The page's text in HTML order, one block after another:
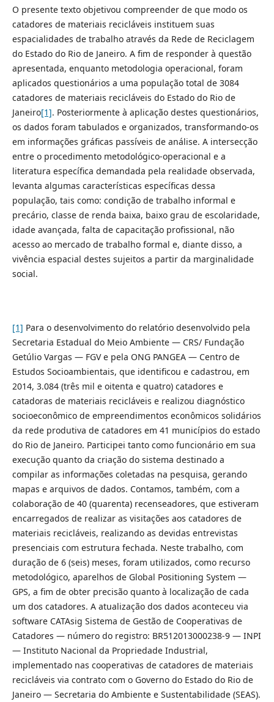
O presente texto objetivou compreender de que modo os
catadores de materiais recicláveis instituem suas
espacialidades de trabalho através da Rede de Reciclagem
do Estado do Rio de Janeiro. A fim de responder à questão
apresentada, enquanto metodologia operacional, foram
aplicados questionários a uma população total de 3084
catadores de materiais recicláveis do Estado do Rio de
Janeiro[1]. Posteriormente à aplicação destes questionários,
os dados foram tabulados e organizados, transformando-os
em informações gráficas passíveis de análise. A intersecção
entre o procedimento metodológico-operacional e a
literatura específica demandada pela realidade observada,
levanta algumas características específicas dessa
população, tais como: condição de trabalho informal e
precário, classe de renda baixa, baixo grau de escolaridade,
idade avançada, falta de capacitação profissional, não
acesso ao mercado de trabalho formal e, diante disso, a
vivência espacial destes sujeitos a partir da marginalidade
social.
[1] Para o desenvolvimento do relatório desenvolvido pela
Secretaria Estadual do Meio Ambiente — CRS/ Fundação
Getúlio Vargas — FGV e pela ONG PANGEA — Centro de
Estudos Socioambientais, que identificou e cadastrou, em
2014, 3.084 (três mil e oitenta e quatro) catadores e
catadoras de materiais recicláveis e realizou diagnóstico
socioeconômico de empreendimentos econômicos solidários
da rede produtiva de catadores em 41 municípios do estado
do Rio de Janeiro. Participei tanto como funcionário em sua
execução quanto da criação do sistema destinado a
compilar as informações coletadas na pesquisa, gerando
mapas e arquivos de dados. Contamos, também, com a
colaboração de 40 (quarenta) recenseadores, que estiveram
encarregados de realizar as visitações aos catadores de
materiais recicláveis, realizando as devidas entrevistas
presenciais com estrutura fechada. Neste trabalho, com
duração de 6 (seis) meses, foram utilizados, como recurso
metodológico, aparelhos de Global Positioning System —
GPS, a fim de obter precisão quanto à localização de cada
um dos catadores. A atualização dos dados aconteceu via
software CATAsig Sistema de Gestão de Cooperativas de
Catadores — número do registro: BR512013000238-9 — INPI
— Instituto Nacional da Propriedade Industrial,
implementado nas cooperativas de catadores de materiais
recicláveis via contrato com o Governo do Estado do Rio de
Janeiro — Secretaria do Ambiente e Sustentabilidade (SEAS).